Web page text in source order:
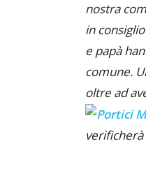
nostra
in
e papà
comune.
oltre ad
verificherà